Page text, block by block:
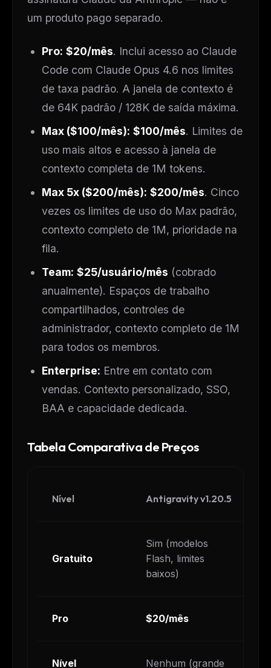
um produto pago separado.
Pro: $20/mês. Inclui acesso ao Claude
Code com Claude Opus 4.6 nos limites
de taxa padrão. A janela de contexto é
de 64K padrão / 128K de saída máxima.
Max ($100/mês): $100/mês. Limites de
uso mais altos e acesso à janela de
contexto completa de 1M tokens.
Max 5x ($200/mês): $200/mês. Cinco
vezes os limites de uso do Max padrão,
contexto completo de 1M, prioridade na
fila.
Team: $25/usuário/mês (cobrado
anualmente). Espaços de trabalho
compartilhados, controles de
administrador, contexto completo de 1M
para todos os membros.
Enterprise: Entre em contato com
vendas. Contexto personalizado, SSO,
BAA e capacidade dedicada.
Tabela Comparativa de Preços
Nível Antigravity v1.20.5
Gratuito
Sim (modelos
Flash, limites
baixos)
Pro $20/mês
Nível
Nenhum (grande